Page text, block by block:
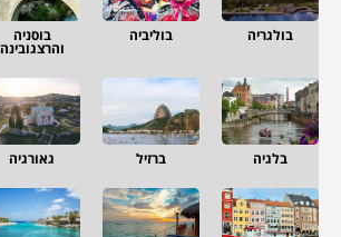
בולגריה בוליביה בוסניה
והרצגובינה
בלגיה ברזיל גאורגיה